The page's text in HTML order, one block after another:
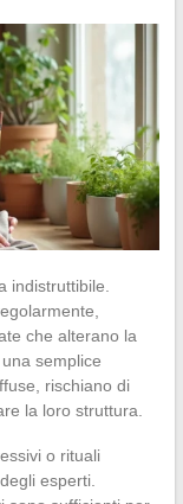
indistruttibile.
che alterano la
semplice
rischiano di
la loro struttura.
o rituali
esperti.